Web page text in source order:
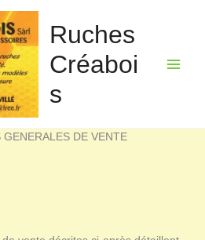
Ruches
Créaboi
s
DE VENTE